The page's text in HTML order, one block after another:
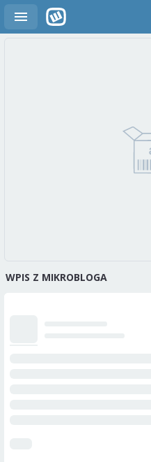
WPIS Z MIKROBLOGA